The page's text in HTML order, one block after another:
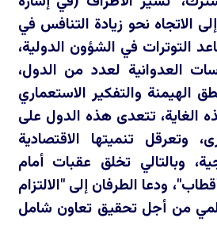
الاتجاه نحو زيادة التنافس في
التوترات في الشؤون الدولية،
العدوانية لعدد من الدول،
والتفكير الاستعماري
الغاية، تتعدى هذه الدول على
وتعرقل تنميتها الاقتصادية
وبالتالي تخلق عقبات أمام
ودعا الطرفان إلى "الالتزام
من أجل تحقيق تعاون شامل